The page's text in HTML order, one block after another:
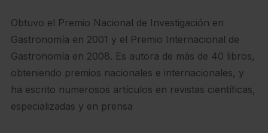
Obtuvo el Premio Nacional de Investigación en
Gastronomía en 2001 y el Premio Internacional de
Gastronomía en 2008. Es autora de más de 40 libros,
obteniendo premios nacionales e internacionales, y
ha escrito numerosos artículos en revistas científicas,
especializadas y en prensa